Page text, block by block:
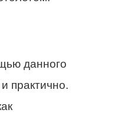
данного
практично.